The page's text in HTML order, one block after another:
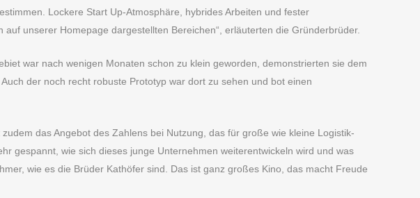
Lockere Start Up-Atmosphäre, hybrides Arbeiten und fester
unserer Homepage dargestellten Bereichen“, erläuterten die Gründerbrüder.
war nach wenigen Monaten schon zu klein geworden, demonstrierten sie dem
der noch recht robuste Prototyp war dort zu sehen und bot einen
das Angebot des Zahlens bei Nutzung, das für große wie kleine Logistik-
gespannt, wie sich dieses junge Unternehmen weiterentwickeln wird und was
wie es die Brüder Kathöfer sind. Das ist ganz großes Kino, das macht Freude